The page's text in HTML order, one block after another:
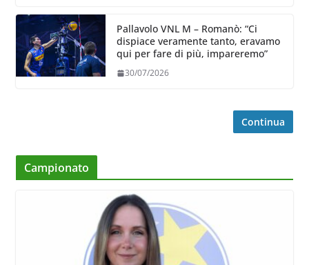
Pallavolo VNL M – Romanò: “Ci
dispiace veramente tanto, eravamo
qui per fare di più, impareremo”
30/07/2026
Continua
Campionato